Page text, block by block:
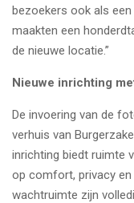
bezoekers ook als
maakten een
de nieuwe locatie.”
Nieuwe inrichting
De invoering van de
verhuis van
inrichting biedt ruimte
op comfort, privacy en
wachtruimte zijn